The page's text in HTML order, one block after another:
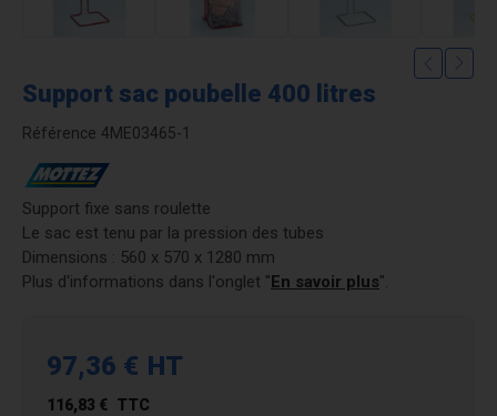
Support sac poubelle 400 litres
Référence 4ME03465-1
Support fixe sans roulette
Le sac est tenu par la pression des tubes
Dimensions : 560 x 570 x 1280 mm
Plus d'informations dans l'onglet "En savoir plus".
97,36 € HT
116,83 € TTC